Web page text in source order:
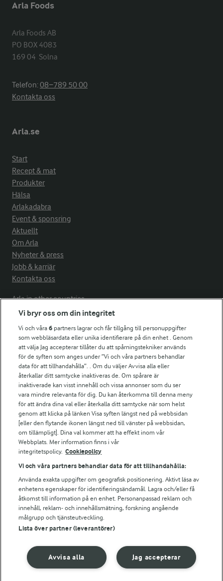
Arla Foods
Arla Foods AB
PO BOX 4083
169 04  Solna
Telefon:08−789 50 00
Kontakta oss
Arla.se
Start
Recept & mat
Produkter
Hälsa
Arlakadabra
Event & sponsring
Aktuellt
Om Arla
Nyheter & press
Jobb & karriär
Kontakta oss
Arla in other countries
Fler Arlasajter
För ägare
Arlas kundportal
Arla.com
Falbygdens Ost
Arla webbshop
Bildbank
Följ oss
© 2026 Arla Foods
Ändra cookie-inställningar
Vi bryr oss om din integritet
Vi och våra6 partners lagrar och får tillgång till personuppgifter
som webbläsardata eller unika identifierare på din enhet . Genom
att välja Jag accepterar tillåter du att spårningstekniker används
för de syften som anges under ”Vi och våra partners behandlar
data för att tillhandahålla”. . Om du väljer Avvisa alla eller
återkallar ditt samtycke inaktiveras de. Om spårare är
inaktiverade kan visst innehåll och vissa annonser som du ser
vara mindre relevanta för dig. Du kan återkomma till denna meny
för att ändra dina val eller återkalla ditt samtycke när som helst
genom att klicka på länken Visa syften längst ned på webbsidan
[eller den flytande ikonen längst ned till vänster på webbsidan,
om tillämpligt]. Dina val kommer att ha effekt inom vår
Webbplats. Mer information finns i vår
integritetspolicy. Cookiepolicy
Vi och våra partners behandlar data för att tillhandahålla:
Använda exakta uppgifter om geografisk positionering. Aktivt läsa av
enhetens egenskaper för identifieringsändamål. Lagra och/eller få
åtkomst till information på en enhet. Personanpassad reklam och
innehåll, reklam- och innehållsmätning, forskning angående
målgrupp och tjänsteutveckling.
Lista över partner (leverantörer)
Jag accepterar
Avvisa alla